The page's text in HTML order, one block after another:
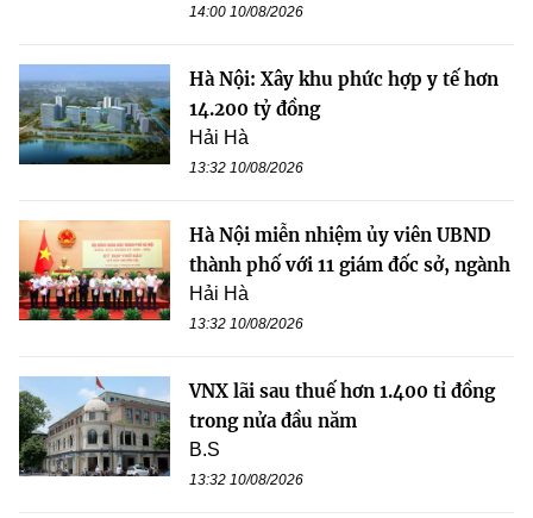
14:00 10/08/2026
Hà Nội: Xây khu phức hợp y tế hơn
14.200 tỷ đồng
Hải Hà
13:32 10/08/2026
Hà Nội miễn nhiệm ủy viên UBND
thành phố với 11 giám đốc sở, ngành
Hải Hà
13:32 10/08/2026
VNX lãi sau thuế hơn 1.400 tỉ đồng
trong nửa đầu năm
B.S
13:32 10/08/2026